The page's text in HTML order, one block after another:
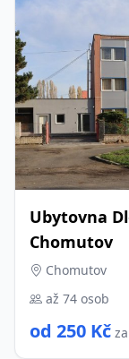
Ubytovna
Chomutov
Chomutov
až 74 osob
od 250 Kč